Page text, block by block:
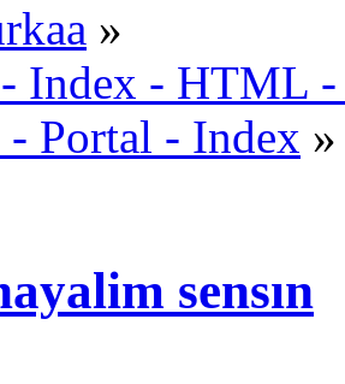
»
Index - HTML
- Portal - Index »
sensın